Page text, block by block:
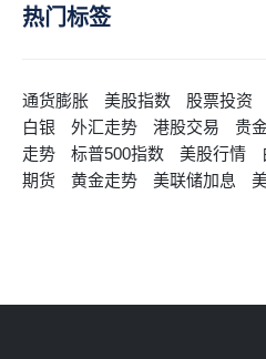
热门标签
通货膨胀 美股指数 股票投资
白银
外汇走势 港股交易 贵
走势
标普500指数 美股行情
期货
黄金走势 美联储加息